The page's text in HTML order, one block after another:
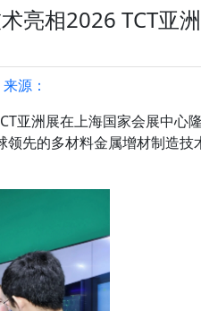
亮相2026 TCT亚洲
来源：
亚洲展在上海国家会展中心
领先的多材料金属增材制造技